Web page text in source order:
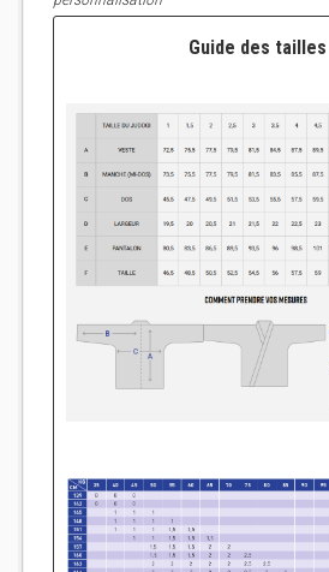
Guide des tailles